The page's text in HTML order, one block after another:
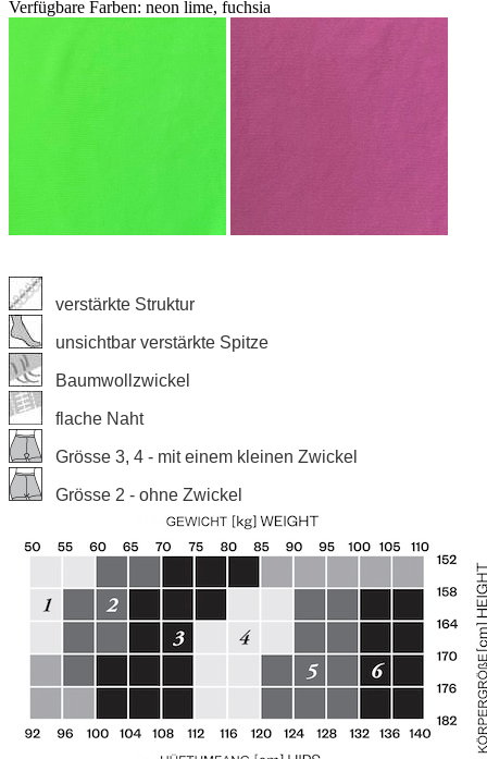
Verfügbare Farben: neon lime, fuchsia
verstärkte Struktur
unsichtbar verstärkte Spitze
Baumwollzwickel
flache Naht
Grösse 3, 4 - mit einem kleinen Zwickel
Grösse 2 - ohne Zwickel